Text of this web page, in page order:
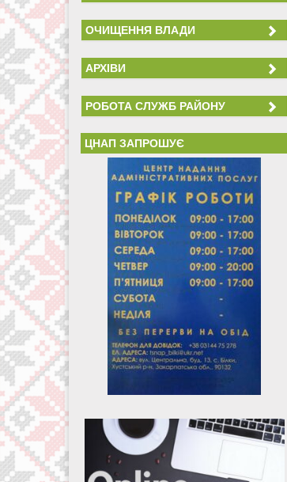
ОЧИЩЕННЯ ВЛАДИ
АРХІВИ
РОБОТА СЛУЖБ РАЙОНУ
ЦНАП ЗАПРОШУЄ